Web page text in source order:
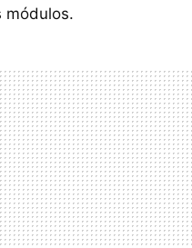
módulos.